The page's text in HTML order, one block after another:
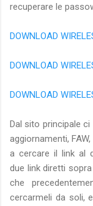
recuperare le
DOWNLOAD
DOWNLOAD
DOWNLOAD
Dal sito principale
aggiornamenti,
a cercare il link al
due link diretti
che
cercarmeli da soli,